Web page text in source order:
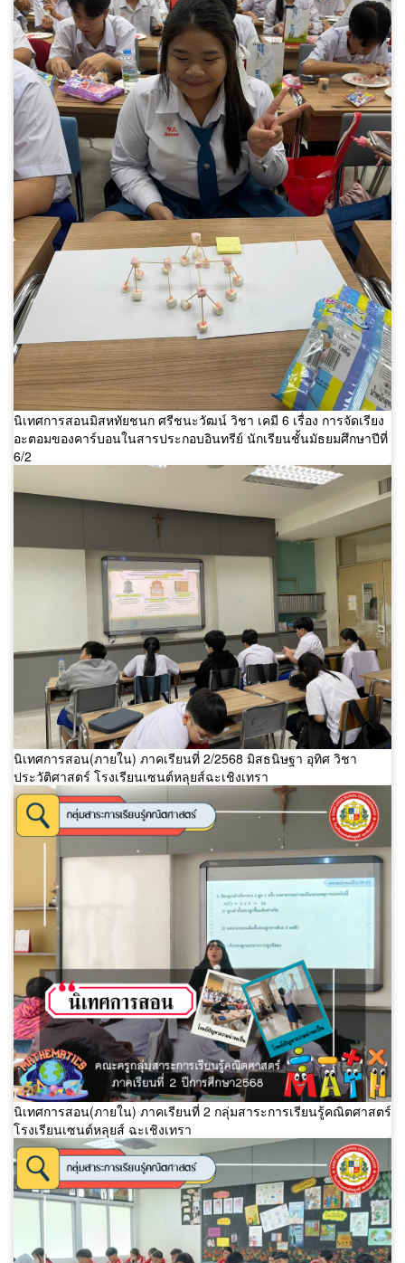
นิเทศการสอนมิสหทัยชนก ศรีชนะวัฒน์ วิชา เคมี 6 เรื่อง การจัดเรียง
อะตอมของคาร์บอนในสารประกอบอินทรีย์ นักเรียนชั้นมัธยมศึกษาปีที่
6/2
นิเทศการสอน(ภายใน) ภาคเรียนที่ 2/2568 มิสธนิษฐา อุทิศ วิชา
ประวัติศาสตร์ โรงเรียนเซนต์หลุยส์ฉะเชิงเทรา
นิเทศการสอน(ภายใน) ภาคเรียนที่ 2 กลุ่มสาระการเรียนรู้คณิตศาสตร์
โรงเรียนเซนต์หลุยส์ ฉะเชิงเทรา